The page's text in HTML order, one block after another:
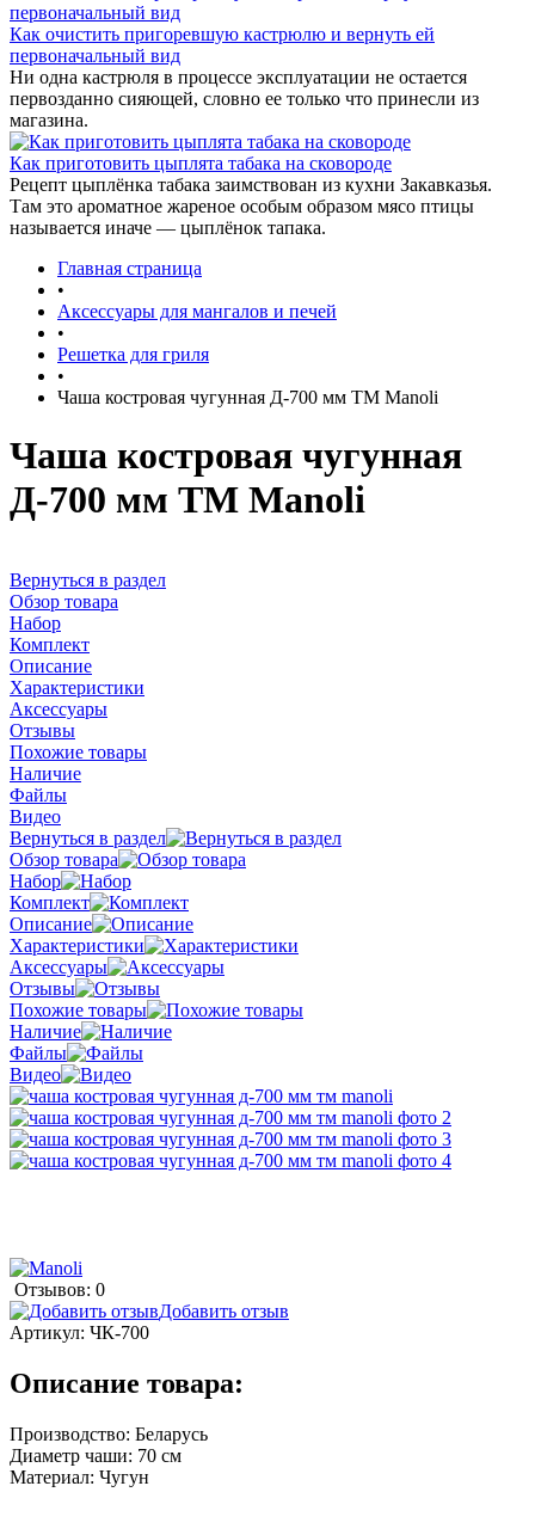
Как очистить пригоревшую кастрюлю и вернуть ей
первоначальный вид
Ни одна кастрюля в процессе эксплуатации не остается
первозданно сияющей, словно ее только что принесли из
магазина.
Как приготовить цыплята табака на сковороде
Рецепт цыплёнка табака заимствован из кухни Закавказья.
Там это ароматное жареное особым образом мясо птицы
называется иначе — цыплёнок тапака.
Главная страница
•
Аксессуары для мангалов и печей
•
Решетка для гриля
•
Чаша костровая чугунная Д-700 мм ТМ Manoli
Чаша костровая чугунная
Д-700 мм ТМ Manoli
Вернуться в раздел
Обзор товара
Набор
Комплект
Описание
Характеристики
Аксессуары
Отзывы
Похожие товары
Наличие
Файлы
Видео
Вернуться в раздел
Обзор товара
Набор
Комплект
Описание
Характеристики
Аксессуары
Отзывы
Похожие товары
Наличие
Файлы
Видео
Отзывов: 0
Добавить отзыв
Артикул: ЧК-700
Описание товара:
Производство: Беларусь
Диаметр чаши: 70 см
Материал: Чугун